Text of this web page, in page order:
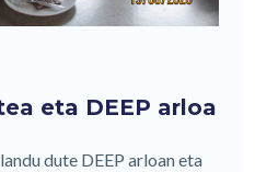
eta DEEP arloa
dute DEEP arloan eta